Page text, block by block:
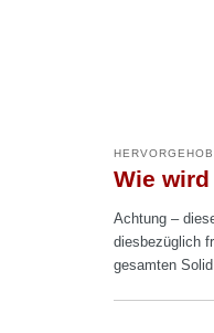
Wie
Achtung –
diesbezüglich
gesamten